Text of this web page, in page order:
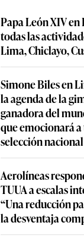
Papa León XIV en
todas las
Lima, Chiclayo,
Simone Biles en
la agenda de la
ganadora del
que emocionará
selección nacional
Aerolíneas
TUUA a escalas
“Una reducción
la desventaja